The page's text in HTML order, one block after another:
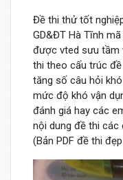
Đề thi thử tốt
GD&ĐT Hà Tĩnh
được vted sưu tầm
thi theo cấu trúc
tăng số câu hỏi
mức độ khó vận
đánh giá hay các
nội dung đề thi các
(Bản PDF đề thi